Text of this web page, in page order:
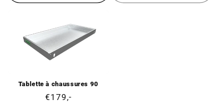
Tablette à chaussures 90
Prix
€179,-